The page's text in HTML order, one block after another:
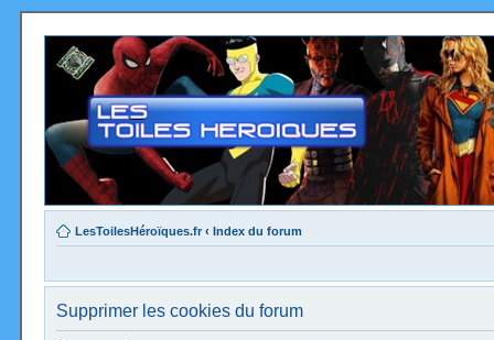
LesToilesHéroïques.fr ‹ Index du forum
Supprimer les cookies du forum